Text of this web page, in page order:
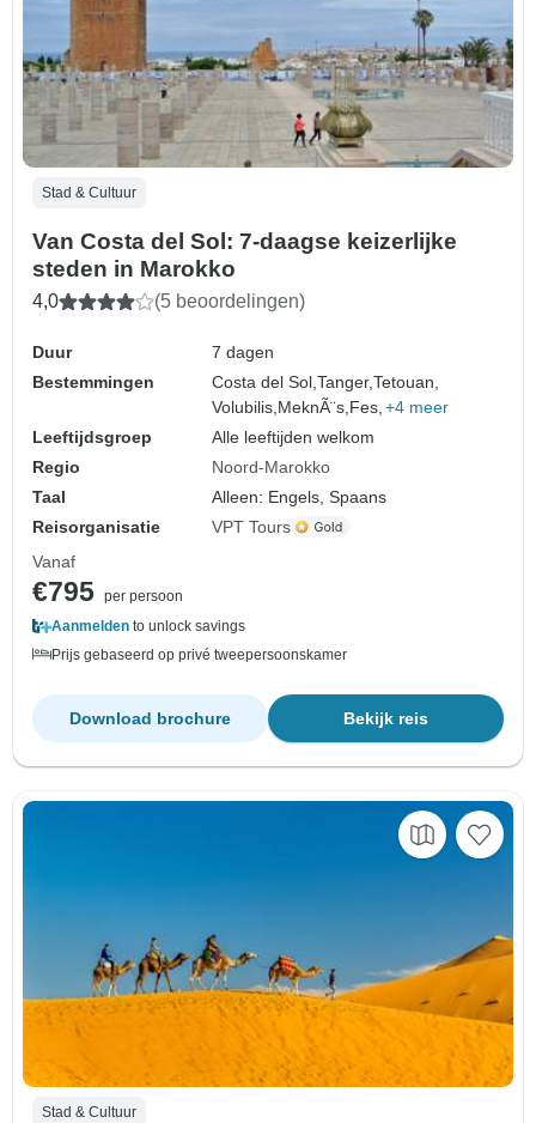
Stad & Cultuur
Van Costa del Sol: 7-daagse keizerlijke
steden in Marokko
4,0 (5 beoordelingen)
Duur
7 dagen
Bestemmingen
Costa del Sol,Tanger,Tetouan,
Volubilis, MeknÃ¨s, Fes, +4 meer
Leeftijdsgroep
Alle leeftijden welkom
Regio
Noord-Marokko
Taal
Alleen: Engels, Spaans
Reisorganisatie
VPT Tours
Vanaf
€795 per persoon
Aanmelden to unlock savings
Prijs gebaseerd op privé tweepersoonskamer
Bekijk reis
Download brochure
Stad & Cultuur